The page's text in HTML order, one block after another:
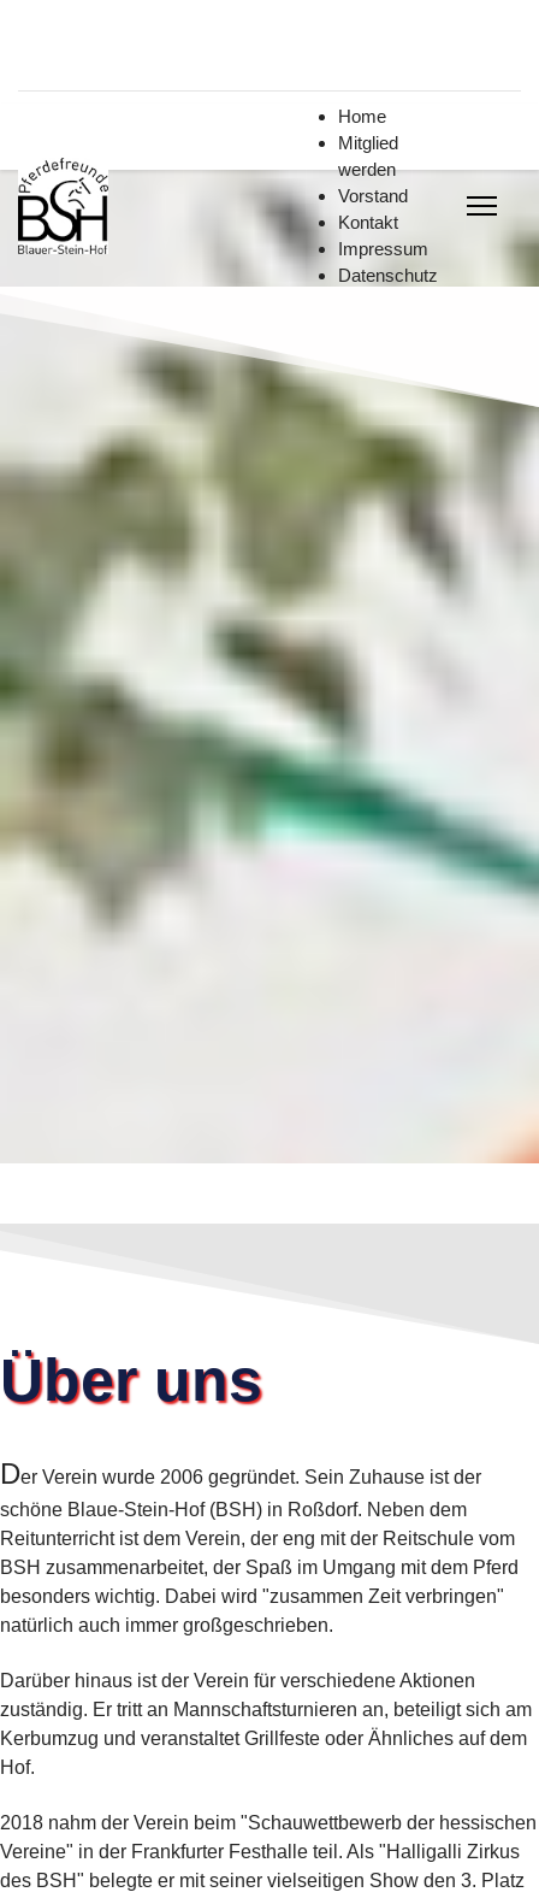
Home
Mitglied
werden
Vorstand
Kontakt
Impressum
Datenschutz
Über uns
Der Verein wurde 2006 gegründet. Sein Zuhause ist der
schöne Blaue-Stein-Hof (BSH) in Roßdorf. Neben dem
Reitunterricht ist dem Verein, der eng mit der Reitschule vom
BSH zusammenarbeitet, der Spaß im Umgang mit dem Pferd
besonders wichtig. Dabei wird "zusammen Zeit verbringen"
natürlich auch immer großgeschrieben.
Darüber hinaus ist der Verein für verschiedene Aktionen
zuständig. Er tritt an Mannschaftsturnieren an, beteiligt sich am
Kerbumzug und veranstaltet Grillfeste oder Ähnliches auf dem
Hof.
2018 nahm der Verein beim "Schauwettbewerb der hessischen
Vereine" in der Frankfurter Festhalle teil. Als "Halligalli Zirkus
des BSH" belegte er mit seiner vielseitigen Show den 3. Platz